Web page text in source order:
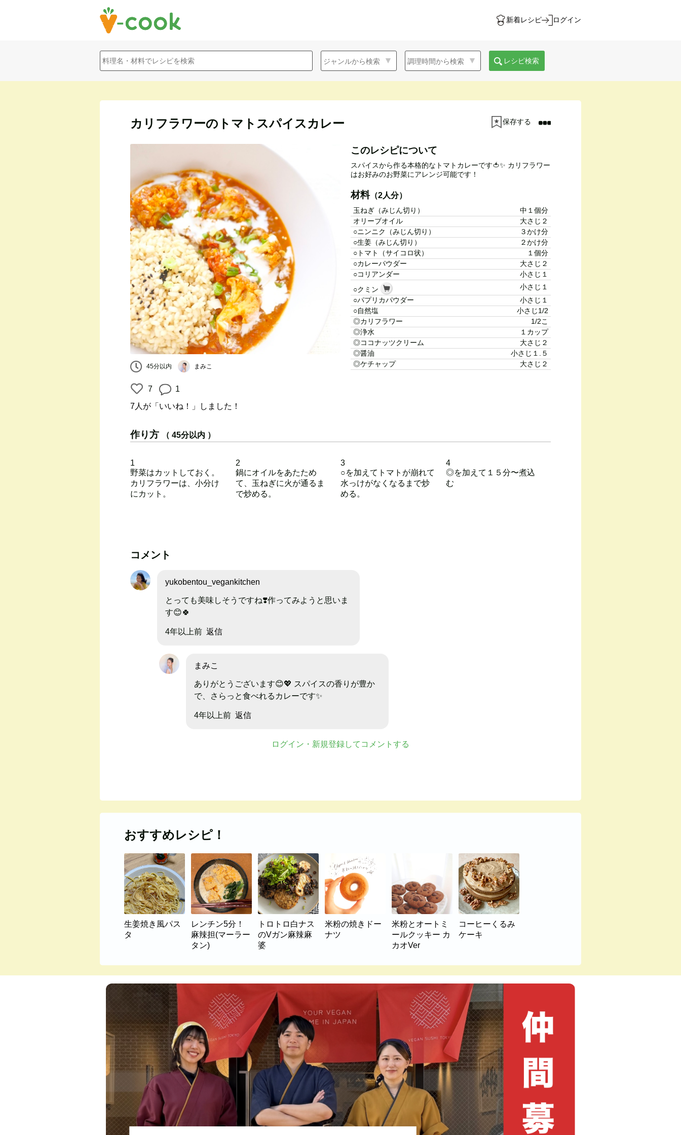
新着レシピ ログイン
レシピ検索
カリフラワーのトマトスパイスカレー 保存する
45分以内 まみこ
7 1
7人 が「いいね！」しました！
このレシピについて
スパイスから作る本格的なトマトカレーです🍅✨ カリフラワー
はお好みのお野菜にアレンジ可能です！
材料（2人分）
玉ねぎ（みじん切り）
中１個分
オリーブオイル
大さじ２
○ニンニク（みじん切り）
３かけ分
○生姜（みじん切り）
２かけ分
○トマト（サイコロ状）
１個分
○カレーパウダー
大さじ２
○コリアンダー
小さじ１
○クミン
小さじ１
○パプリカパウダー
小さじ１
○自然塩
小さじ1/2
◎カリフラワー
1/2こ
◎浄水
１カップ
◎ココナッツクリーム
大さじ２
◎醤油
小さじ１.５
◎ケチャップ
大さじ２
作り方 （ 45分以内 ）
1
野菜はカットしておく。
カリフラワーは、小分け
にカット。
2
鍋にオイルをあたため
て、玉ねぎに火が通るま
で炒める。
3
○を加えてトマトが崩れて
水っけがなくなるまで炒
める。
4
◎を加えて１５分〜煮込
む
コメント
yukobentou_vegankitchen
とっても美味しそうですね❣️作ってみようと思いま
す😊🍀
4年以上前 返信
まみこ
ありがとうございます😊💖 スパイスの香りが豊か
で、さらっと食べれるカレーです✨
4年以上前 返信
ログイン・新規登録してコメントする
おすすめレシピ！
生姜焼き風パス
タ
レンチン5分！
麻辣担(マーラー
タン)
トロトロ白ナス
のVガン麻辣麻
婆
米粉の焼きドー
ナツ
米粉とオートミ
ールクッキー カ
カオVer
コーヒーくるみ
ケーキ